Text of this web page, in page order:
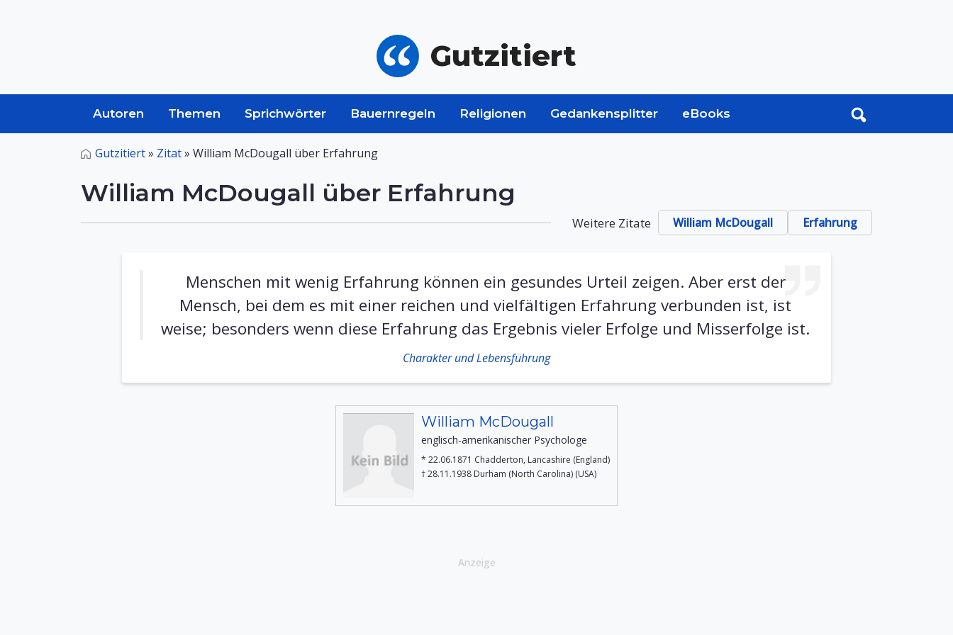
Gutzitiert
Autoren Themen Sprichwörter Bauernregeln Religionen Gedankensplitter eBooks
Gutzitiert» Zitat» William McDougall über Erfahrung
William McDougall über Erfahrung
Weitere Zitate William McDougall Erfahrung
Menschen mit wenig Erfahrung können ein gesundes Urteil zeigen. Aber erst der
Mensch, bei dem es mit einer reichen und vielfältigen Erfahrung verbunden ist, ist
weise; besonders wenn diese Erfahrung das Ergebnis vieler Erfolge und Misserfolge ist.
Charakter und Lebensführung
William McDougall
englisch-amerikanischer Psychologe
* 22.06.1871 Chadderton, Lancashire (England)
† 28.11.1938 Durham (North Carolina) (USA)
Anzeige